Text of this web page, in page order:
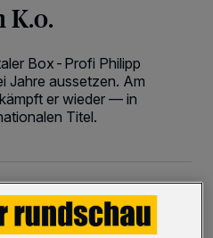
K.o.
Box-Profi Philipp
Jahre aussetzen. Am
er wieder — in
Titel.